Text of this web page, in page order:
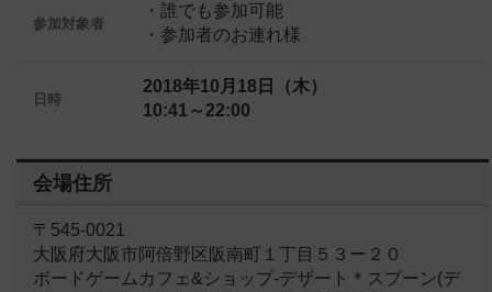
参加対象者
・誰でも参加可能
・参加者のお連れ様
日時
2018年10月18日（木）
10:41～22:00
会場住所
〒545-0021
大阪府大阪市阿倍野区阪南町１丁目５３ー２０
ボードゲームカフェ&ショップ-デザート＊スプーン(デ